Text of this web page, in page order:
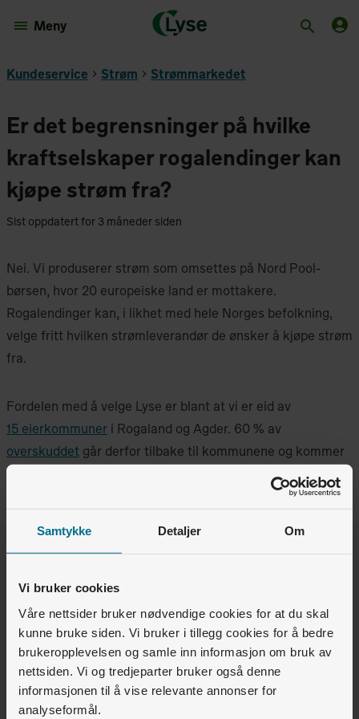
Samtykke Detaljer Om
Vi bruker cookies
Våre nettsider bruker nødvendige cookies for at du skal
kunne bruke siden. Vi bruker i tillegg cookies for å bedre
brukeropplevelsen og samle inn informasjon om bruk av
nettsiden. Vi og tredjeparter bruker også denne
informasjonen til å vise relevante annonser for
analyseformål.
Meny
Kundeservice Strøm Strømmarkedet
Er det begrensninger på hvilke
kraftselskaper rogalendinger kan
kjøpe strøm fra?
Sist oppdatert for 3 måneder siden
Nei. Vi produserer strøm som omsettes på Nord Pool-
børsen, hvor 20 europeiske land er mottakere.
Rogalendinger kan, i likhet med hele Norges befolkning,
velge fritt hvilken strømleverandør de ønsker å kjøpe strøm
fra.
Fordelen med å velge Lyse er blant at vi er eid av
15 eierkommuner i Rogaland og Agder. 60 % av
overskuddet går derfor tilbake til kommunene og kommer
felleskapet til gode.
Nei
0av1synes dette var nyttig